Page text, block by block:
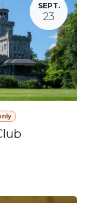
SEPT.
23